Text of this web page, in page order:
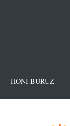
HONI BURUZ